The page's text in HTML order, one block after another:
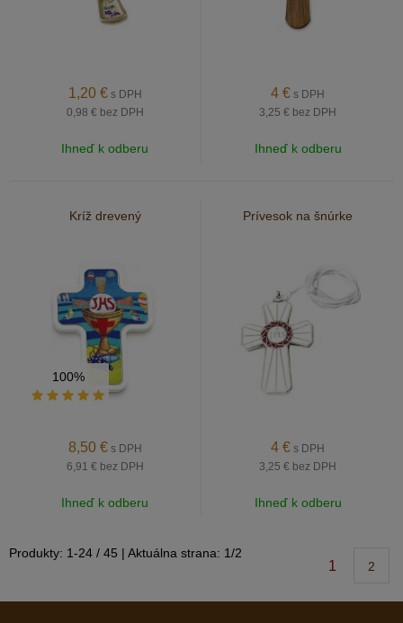
1,20 € s DPH
0,98 € bez DPH
Ihneď k odberu
4 € s DPH
3,25 € bez DPH
Ihneď k odberu
Kríž drevený
100%
8,50 € s DPH
6,91 € bez DPH
Ihneď k odberu
Prívesok na šnúrke
4 € s DPH
3,25 € bez DPH
Ihneď k odberu
1 2
Produkty: 1-24 / 45 | Aktuálna strana: 1/2